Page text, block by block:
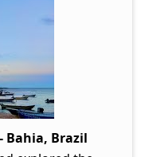
Bahia, Brazil